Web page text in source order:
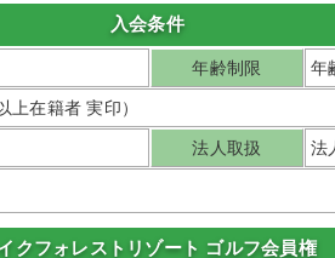
入会条件
年齢制限 年
上在籍者 実印）
法人取扱 法
クフォレストリゾート ゴルフ会員権